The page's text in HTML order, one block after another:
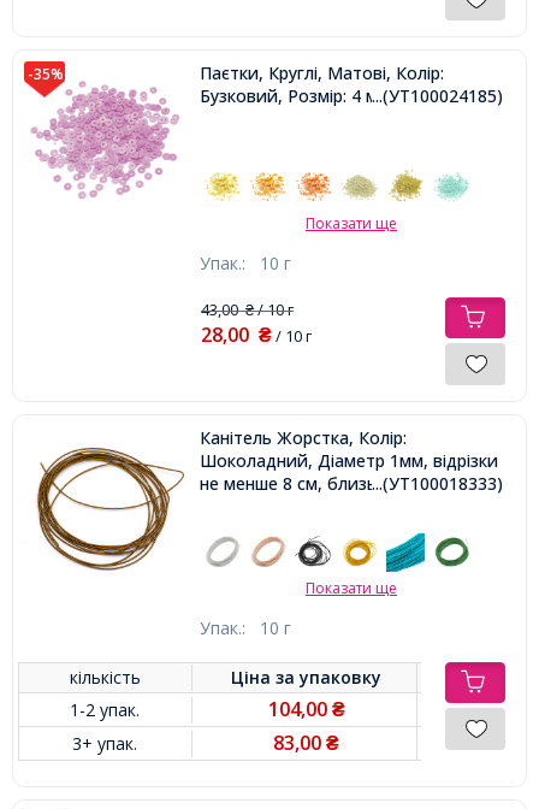
-35%
Паєтки, Круглі, Матові, Колір:
Бузковий, Розмір: 4 мм,...(УТ100024185)
Показати ще
Упак.: 10 г
43,00₴/ 10 г
28,00 ₴/ 10 г
Канітель Жорстка, Колір:
Шоколадний, Діаметр 1мм, відрізки
не менше 8 см, близько 250см / 10г,
...(УТ100018333)
Показати ще
Упак.: 10 г
кількість Ціна заупаковку
1-2 упак.
104,00 ₴
3+ упак. 83,00₴